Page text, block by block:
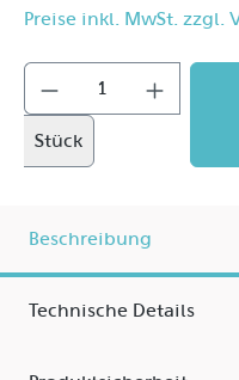
Preise inkl. MwSt. zzgl.
Stück
Beschreibung
Technische Details